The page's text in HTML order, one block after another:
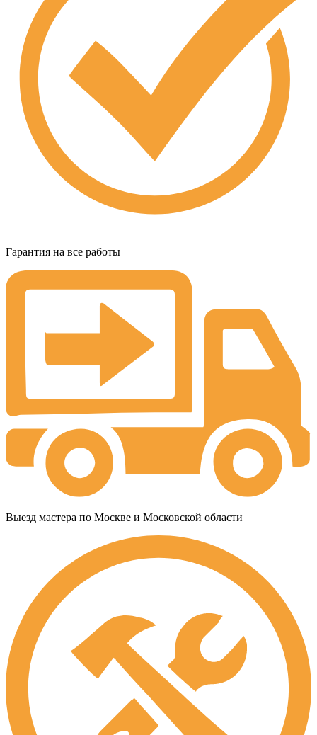
Гарантия на все работы
Выезд мастера по Москве и Московской области